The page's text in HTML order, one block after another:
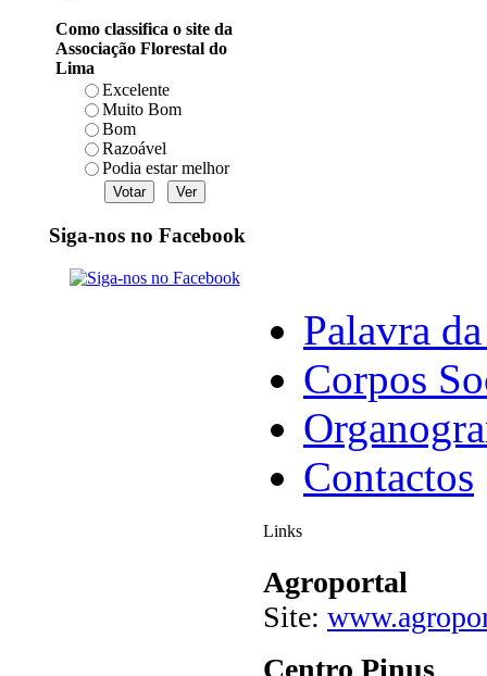
Como classifica o site da
Associação Florestal do
Lima
Excelente
Muito Bom
Bom
Razoável
Podia estar melhor
Siga-nos no Facebook
Palavra
Corpos
Contactos
Links
Agroportal
Site:
Centro Pinus